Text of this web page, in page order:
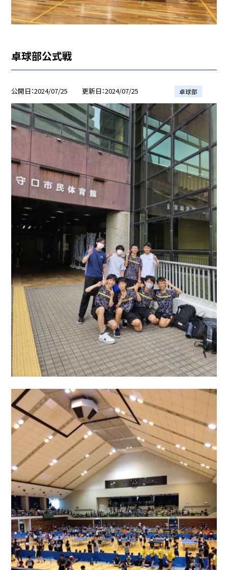
卓球部公式戦
公開日 2024/07/25 更新日 2024/07/25 卓球部